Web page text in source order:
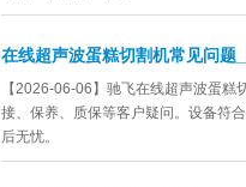
在线超声波蛋糕切割机常见问题
【2026-06-06】驰飞在线超声波蛋
接、保养、质保等客户疑问。设备符
后无忧。